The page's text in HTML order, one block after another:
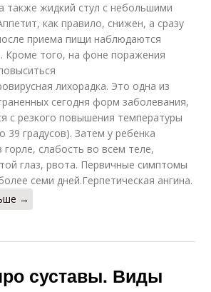
также жидкий стул с небольшими
как правило, снижен, а сразу
приема пищи наблюдаются
Кроме того, на фоне поражения
лихорадка. Это одна из
сегодня форм заболевания,
с резкого повышения температуры
39 градусов). Затем у ребенка
слабость во всем теле,
глаз, рвота. Первичные симптомы
семи дней.Герпетическая ангина.
→
суставы. Виды